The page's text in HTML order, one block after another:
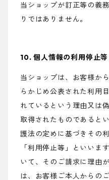
当ショップが訂正等の義
りではありません。
10. 個人情報の利用停止等
当ショップは、お客様か
らかじめ公表された利用
れているという理由又は
取得されたものであると
護法の定めに基づきその
「利用停止等」といいま
いて、そのご請求に理由
は、お客様ご本人からの